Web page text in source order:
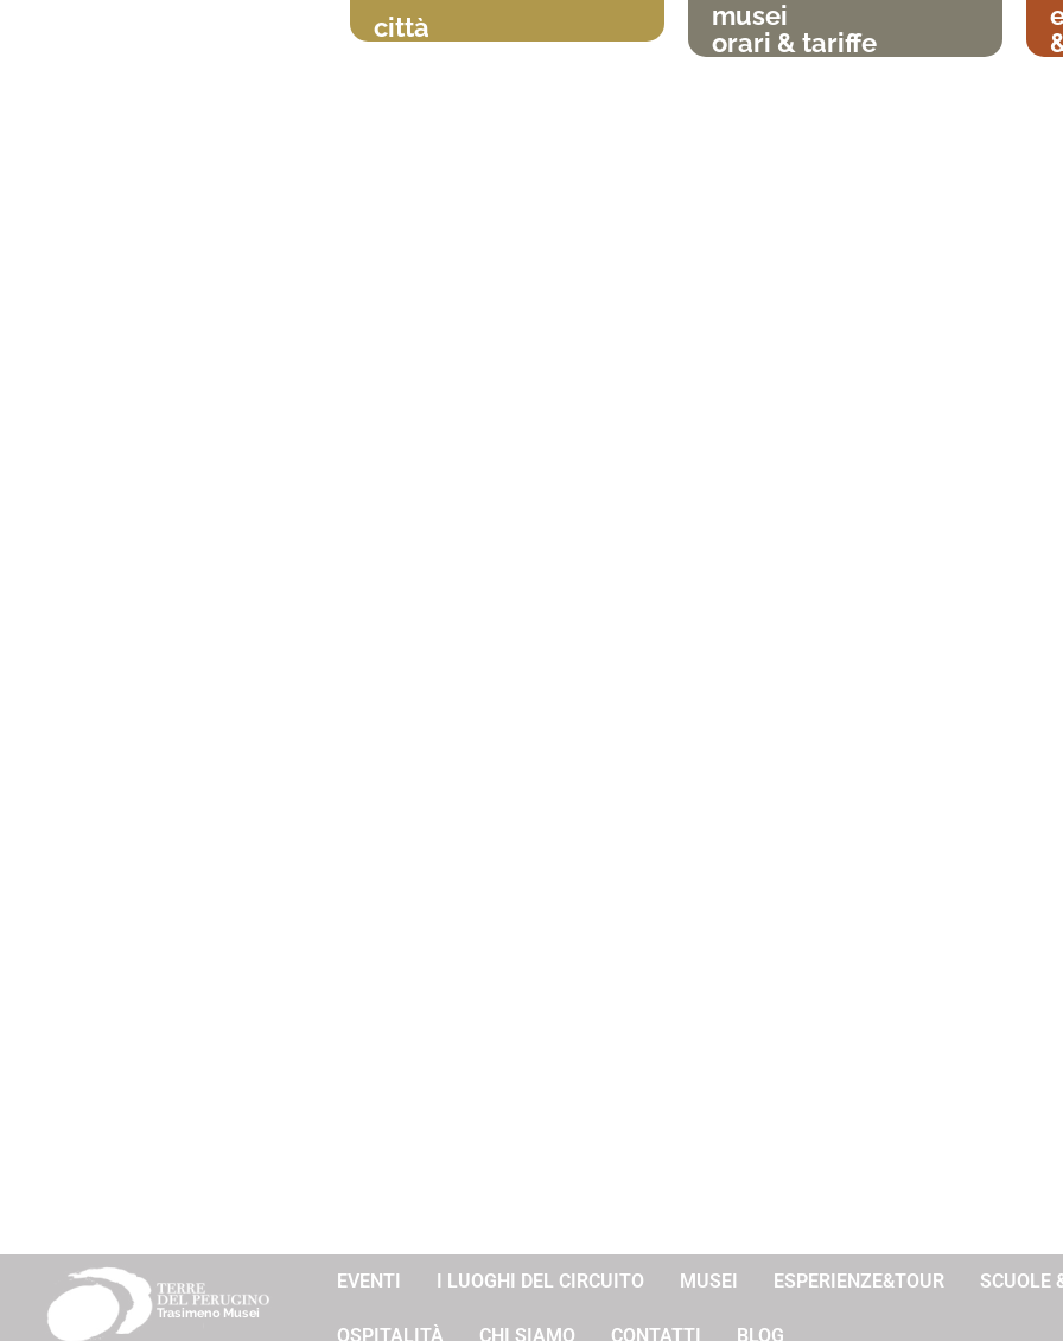
città
musei
orari & tariffe
EVENTI I LUOGHI DEL CIRCUITO MUSEI ESPERIENZE&TOUR SCUOLE
OSPITALITÀ CHI SIAMO CONTATTI BLOG